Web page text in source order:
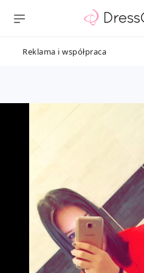
Reklama i współpraca